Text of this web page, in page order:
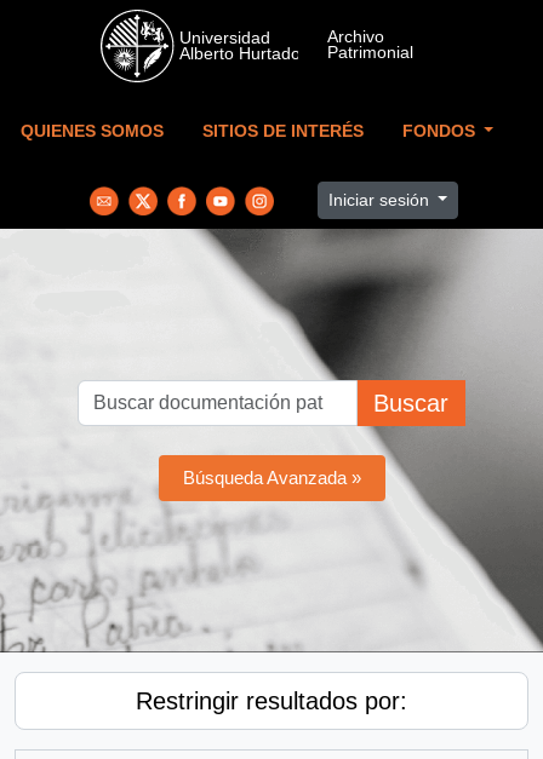
Skip to main content
QUIENES SOMOS SITIOS DE INTERÉS FONDOS
Iniciar sesión
Buscar
Búsqueda Avanzada »
Restringir resultados por: